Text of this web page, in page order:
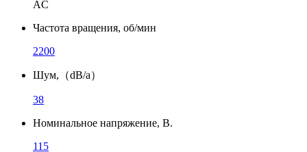
AC
Частота вращения, об/мин
2200
Шум,（dB/a）
38
Номинальное напряжение, В.
115